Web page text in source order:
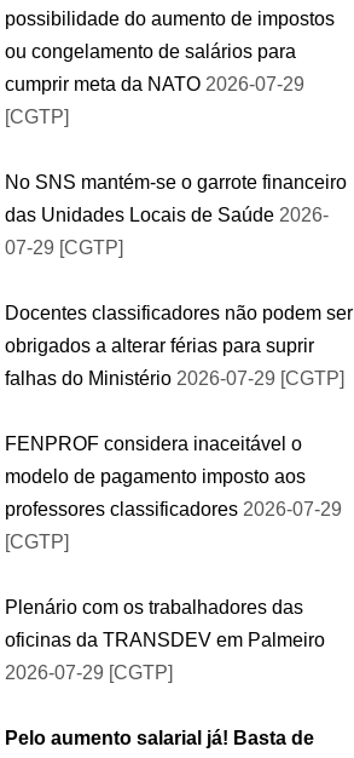
possibilidade do aumento de impostos
ou congelamento de salários para
cumprir meta da NATO 2026-07-29
[CGTP]
No SNS mantém-se o garrote financeiro
das Unidades Locais de Saúde 2026-
07-29 [CGTP]
Docentes classificadores não podem ser
obrigados a alterar férias para suprir
falhas do Ministério 2026-07-29 [CGTP]
FENPROF considera inaceitável o
modelo de pagamento imposto aos
professores classificadores 2026-07-29
[CGTP]
Plenário com os trabalhadores das
oficinas da TRANSDEV em Palmeiro
2026-07-29 [CGTP]
Pelo aumento salarial já! Basta de